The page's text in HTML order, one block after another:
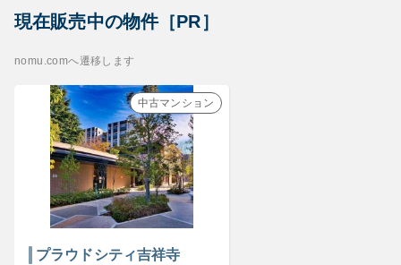
現在販売中の物件［PR］
nomu.comへ遷移します
中古マンション
プラウドシティ吉祥寺